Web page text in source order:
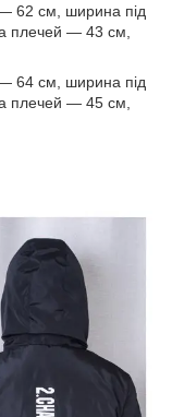
62 см, ширина під
плечей — 43 см,
64 см, ширина під
плечей — 45 см,